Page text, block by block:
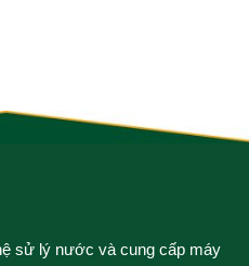
sử lý nước và cung cấp máy